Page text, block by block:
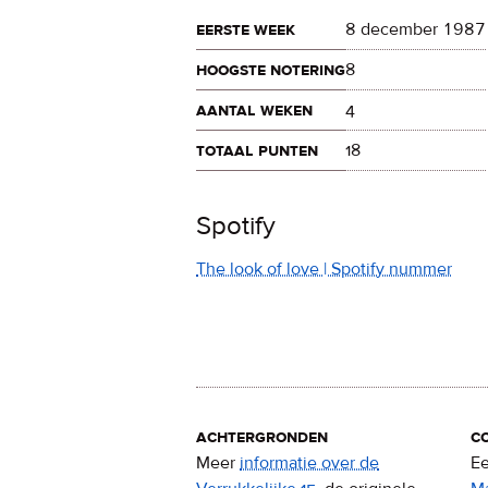
eerste week
8 december 1987
hoogste notering8
aantal weken
4
totaal punten
18
Spotify
The look of love | Spotify nummer
achtergronden
Meer informatie over de